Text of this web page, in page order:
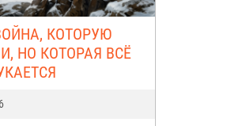
КОТОРУЮ
НО КОТОРАЯ ВСЁ